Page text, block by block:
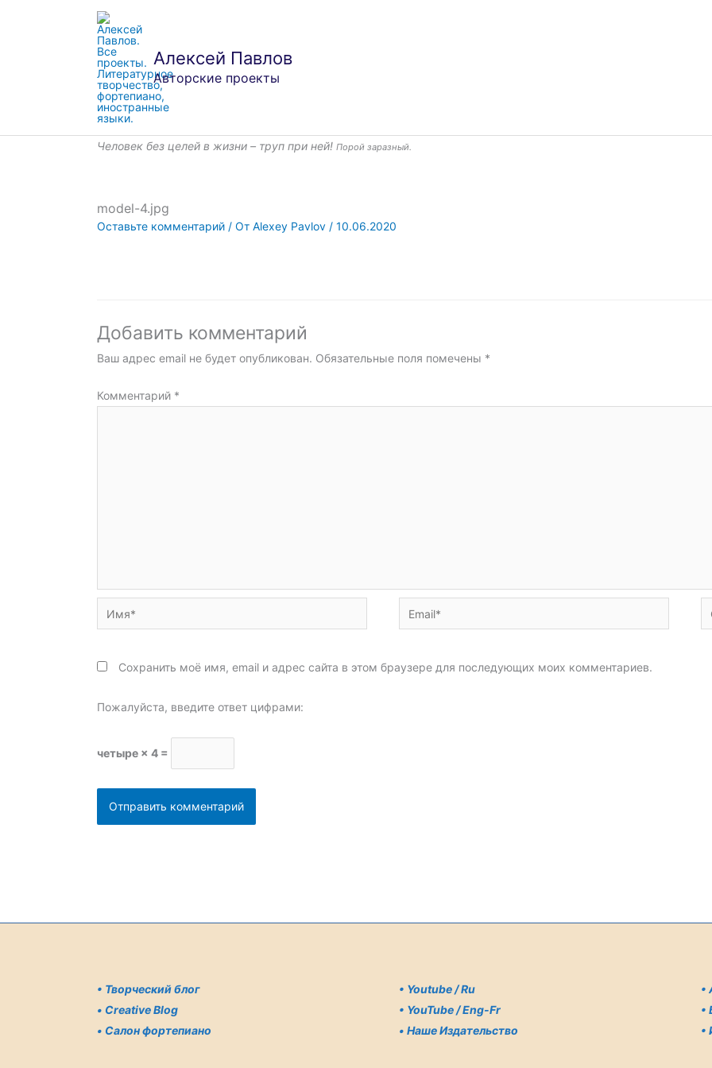
Алексей Павлов
Авторские проекты
Человек без целей в жизни – труп при ней! Порой заразный.
model-4.jpg
Оставьте комментарий / От Alexey Pavlov / 10.06.2020
Добавить комментарий
Ваш адрес email не будет опубликован. Обязательные поля помечены *
Комментарий *
Email*
Сохранить моё имя, email и адрес сайта в этом браузере для последующих моих комментариев.
Пожалуйста, введите ответ цифрами:
четыре × 4 =
• Творческий блог
• Creative Blog
• Салон фортепиано
• Youtube / Ru
• YouTube / Eng-Fr
• Наше Издательство
•
•
•